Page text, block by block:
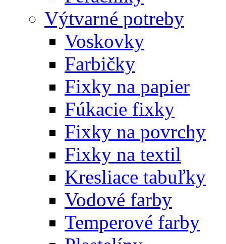
Výtvarné potreby
Voskovky
Farbičky
Fixky na papier
Fúkacie fixky
Fixky na povrchy
Fixky na textil
Kresliace tabuľky
Vodové farby
Temperové farby